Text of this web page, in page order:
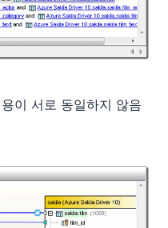
이 서로 동일하지 않음